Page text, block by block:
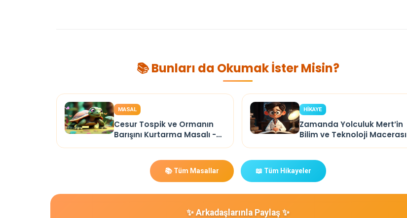
📚 Bunları da Okumak İster Misin?
MASAL
Cesur Tospik ve Ormanın
Barışını Kurtarma Masalı -
Masal Oku
HİKAYE
Zamanda Yolculuk Mert’in
Bilim ve Teknoloji Macerası
📚 Tüm Masallar 📖 Tüm Hikayeler
✨ Arkadaşlarınla Paylaş ✨